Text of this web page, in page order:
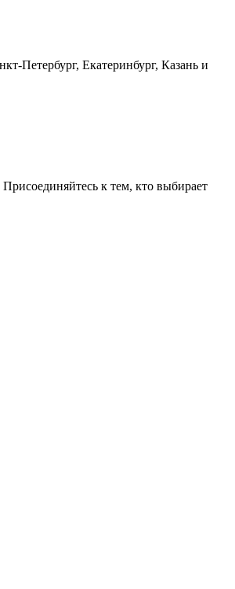
Петербург, Екатеринбург, Казань и
к тем, кто выбирает